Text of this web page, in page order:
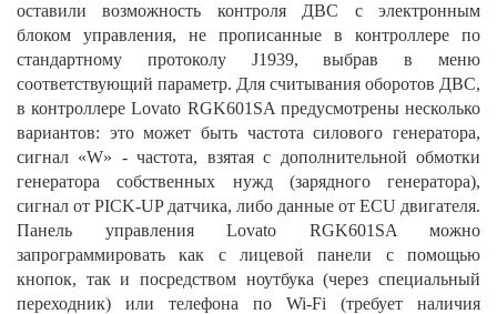
оставили возможность контроля ДВС с электронным
блоком управления, не прописанные в контроллере по
стандартному протоколу J1939, выбрав в меню
соответствующий параметр. Для считывания оборотов ДВС,
в контроллере Lovato RGK601SA предусмотрены несколько
вариантов: это может быть частота силового генератора,
сигнал «W» - частота, взятая с дополнительной обмотки
генератора собственных нужд (зарядного генератора),
сигнал от PICK-UP датчика, либо данные от ECU двигателя.
Панель управления Lovato RGK601SA можно
запрограммировать как с лицевой панели с помощью
кнопок, так и посредством ноутбука (через специальный
переходник) или телефона по Wi-Fi (требует наличия